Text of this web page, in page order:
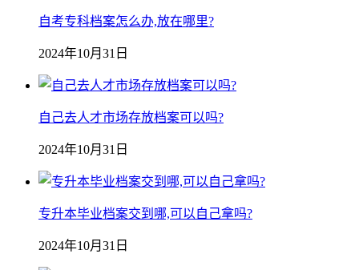
自考专科档案怎么办,放在哪里?
2024年10月31日
自己去人才市场存放档案可以吗?
2024年10月31日
专升本毕业档案交到哪,可以自己拿吗?
2024年10月31日